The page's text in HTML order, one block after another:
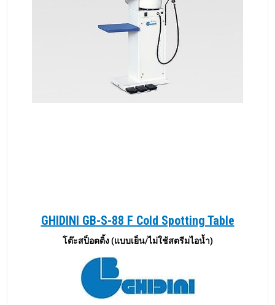
GHIDINI GB-S-88 F Cold Spotting Table
โต๊ะสป็อตติ้ง (แบบเย็น/ไม่ใช้สตรีมไอน้ำ)